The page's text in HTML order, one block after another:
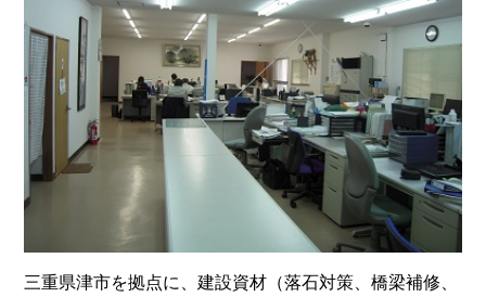
三重県津市を拠点に、建設資材（落石対策、橋梁補修、